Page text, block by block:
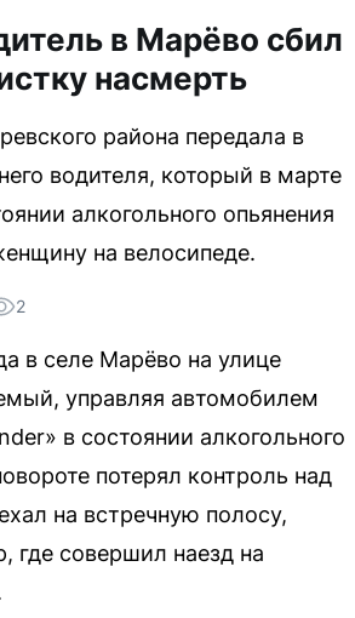
в Марёво сбил
насмерть
района передала в
водителя, который в марте
алкогольного опьянения
на велосипеде.
2
в селе Марёво на улице
управляя автомобилем
в состоянии алкогольного
потерял контроль над
на встречную полосу,
где совершил наезд на